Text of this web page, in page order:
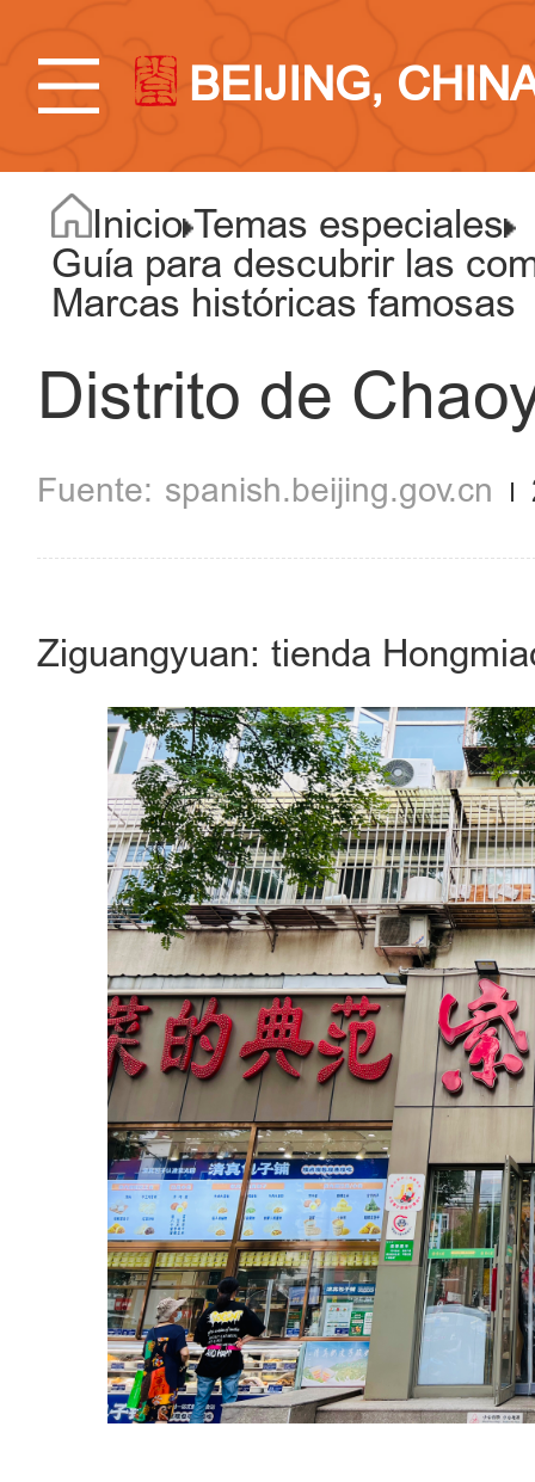
BEIJING,
Inicio Temas especiales
Guía para descubrir las
Marcas históricas famosas
Distrito de
spanish.beijing.gov.cn
Ziguangyuan: tienda